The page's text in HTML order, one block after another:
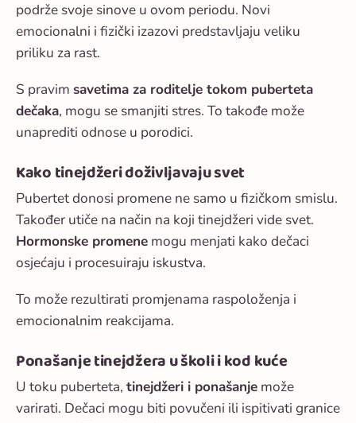
podrže svoje sinove u ovom periodu. Novi
emocionalni i fizički izazovi predstavljaju veliku
priliku za rast.
S pravim savetima za roditelje tokom puberteta
dečaka, mogu se smanjiti stres. To takođe može
unaprediti odnose u porodici.
Kako tinejdžeri doživljavaju svet
Pubertet donosi promene ne samo u fizičkom smislu.
Također utiče na način na koji tinejdžeri vide svet.
Hormonske promene mogu menjati kako dečaci
osjećaju i procesuiraju iskustva.
To može rezultirati promjenama raspoloženja i
emocionalnim reakcijama.
Ponašanje tinejdžera u školi i kod kuće
U toku puberteta, tinejdžeri i ponašanje može
varirati. Dečaci mogu biti povučeni ili ispitivati granice